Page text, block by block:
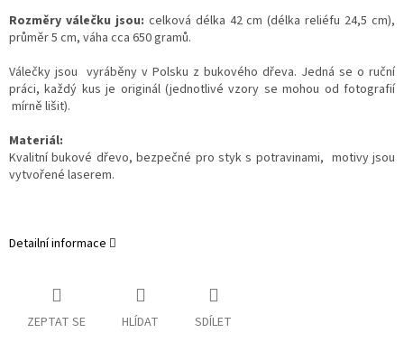
Rozměry válečku jsou: celková délka 42 cm (délka reliéfu 24,5 cm),
průměr 5 cm, váha cca 650 gramů.
Válečky jsou vyráběny v Polsku z bukového dřeva. Jedná se o ruční
práci, každý kus je originál (jednotlivé vzory se mohou od fotografií
mírně lišit).
Materiál:
Kvalitní bukové dřevo, bezpečné pro styk s potravinami, motivy jsou
vytvořené laserem.
Detailní informace
ZEPTAT SE HLÍDAT SDÍLET